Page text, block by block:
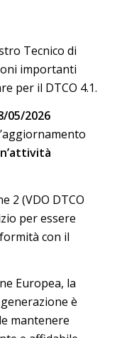
Tecnico di
importanti
per il DTCO 4.1.
05/2026
2 (VDO DTCO
per essere
con il
Europea, la
è
mantenere